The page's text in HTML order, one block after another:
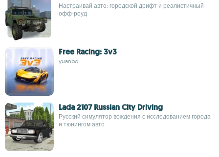
Настраивай авто: городской дрифт и реалистичный
офф-роуд
Free Racing: 3v3
yuanbo
Lada 2107 Russian City Driving
Русский симулятор вождения с исследованием города
и тюнингом авто